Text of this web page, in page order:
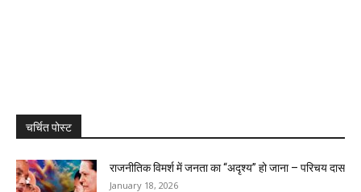
चर्चित पोस्ट
राजनीतिक विमर्श में जनता का “अदृश्य” हो जाना – परिचय दास
January 18, 2026